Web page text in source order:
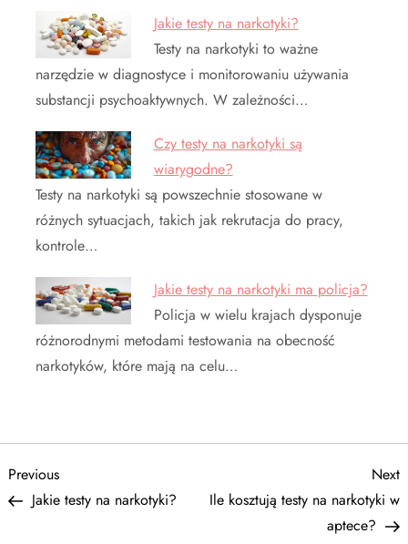
Jakie testy na narkotyki?
Testy na narkotyki to ważne
narzędzie w diagnostyce i monitorowaniu używania
substancji psychoaktywnych. W zależności…
Czy testy na narkotyki są
wiarygodne?
Testy na narkotyki są powszechnie stosowane w
różnych sytuacjach, takich jak rekrutacja do pracy,
kontrole…
Jakie testy na narkotyki ma policja?
Policja w wielu krajach dysponuje
różnorodnymi metodami testowania na obecność
narkotyków, które mają na celu…
N
Previous
Post
Previous
Jakie testy na narkotyki?
Next
Ile kosztują testy na narkotyki w
aptece?